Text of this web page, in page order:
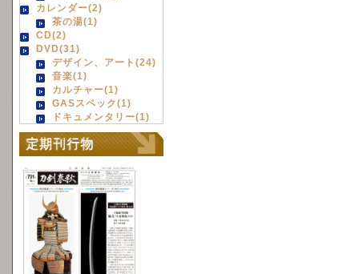
カレンダー(2)
茶の湯(1)
CD(2)
DVD(31)
デザイン、アート(24)
音楽(1)
カルチャー(1)
GASスペック(1)
ドキュメンタリー(1)